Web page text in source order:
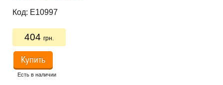
Код: E10997
404 грн.
Купить
Есть в наличии